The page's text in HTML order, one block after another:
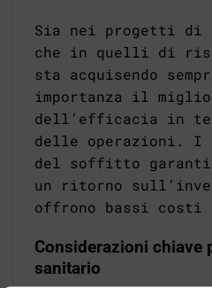
Sia nei progetti di
che in quelli di
sta acquisendo
importanza il
dell’efficacia in
delle operazioni. I
del soffitto
un ritorno
offrono bassi costi
Considerazioni chiave
sanitario